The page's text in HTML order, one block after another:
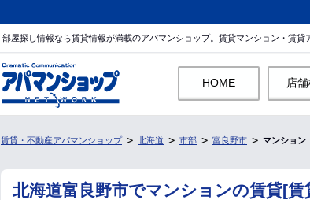
部屋探し情報なら賃貸情報が満載のアパマンショップ。賃貸マンション・賃貸
HOME 店
賃貸・不動産アパマンショップ 北海道 市部 富良野市 マンション
北海道富良野市でマンションの賃貸[